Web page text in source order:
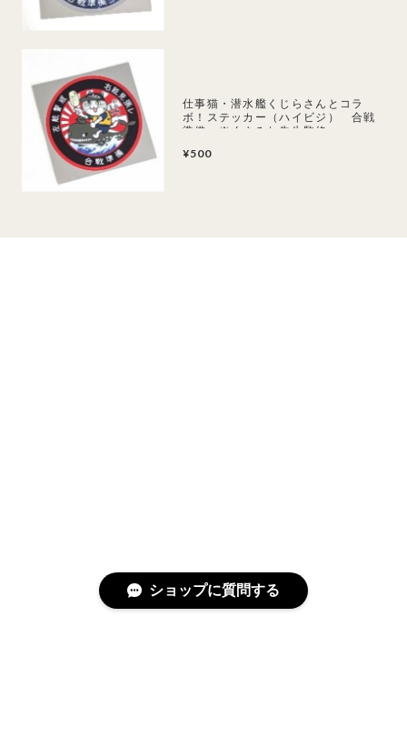
仕事猫・潜水艦くじらさんとコラ
ボ！ステッカー（ハイビジ） 合戦
準備 ※くまみね先生監修
¥500
ショップに質問する